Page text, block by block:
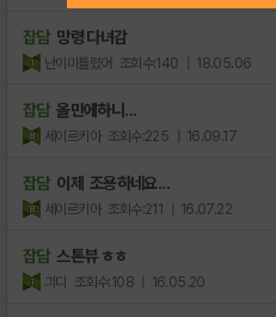
잡담 망령 다녀감
난이미틀렸어 조회수:140 | 18.05.06
잡담 올만에하니...
세이르키아 조회수:225 | 16.09.17
잡담 이제 조용하네요...
세이르키아 조회수:211 | 16.07.22
잡담 스톤뷰 ㅎㅎ
긔디 조회수:108 | 16.05.20